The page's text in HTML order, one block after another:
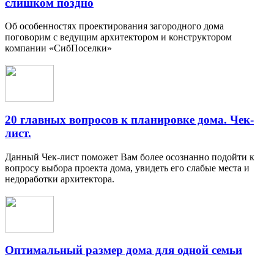
Об особенностях проектирования загородного дома
поговорим с ведущим архитектором и конструктором
компании «СибПоселки»
20 главных вопросов к планировке дома. Чек-
лист.
Данный Чек-лист поможет Вам более осознанно подойти к
вопросу выбора проекта дома, увидеть его слабые места и
недоработки архитектора.
Оптимальный размер дома для одной семьи